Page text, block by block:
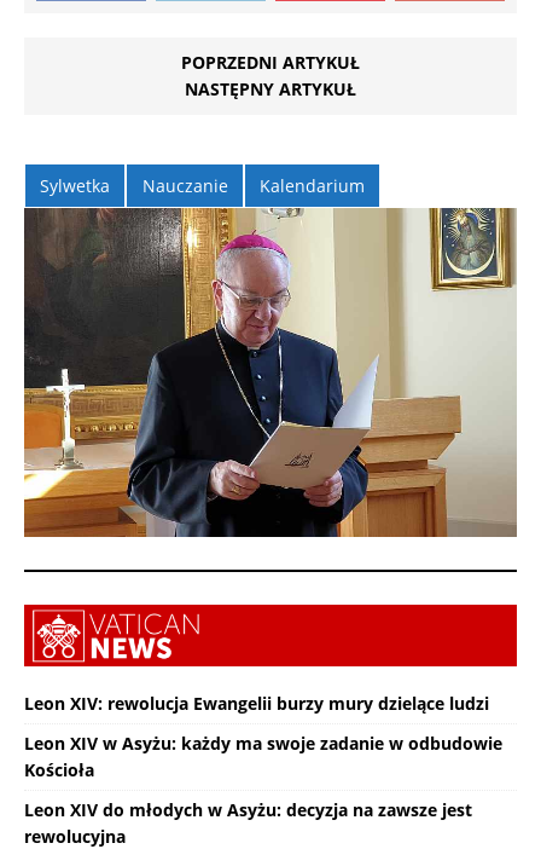
POPRZEDNI ARTYKUŁ
NASTĘPNY ARTYKUŁ
Sylwetka Nauczanie Kalendarium
Leon XIV: rewolucja Ewangelii burzy mury dzielące ludzi
Leon XIV w Asyżu: każdy ma swoje zadanie w odbudowie
Kościoła
Leon XIV do młodych w Asyżu: decyzja na zawsze jest
rewolucyjna